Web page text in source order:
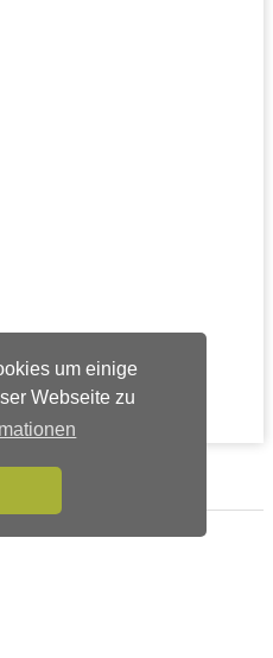
um einige
Webseite zu